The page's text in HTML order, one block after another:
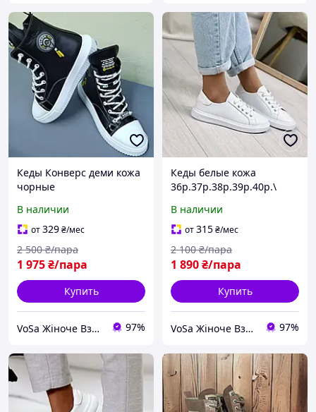
Кеды Конверс деми кожа
чорные
155-2
В наличии
от329₴/мес
1 975₴/пара
2 500 ₴/пара
Купить
VoSa Жіноче Взуття 97%
Кеды белые кожа
36р.37р.38р.39р.40р.\
В наличии
от315₴/мес
1 890₴/пара
2 100 ₴/пара
Купить
VoSa Жіноче Взуття 97%